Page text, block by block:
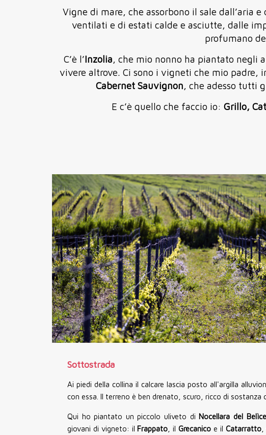
Vigne di mare, che assorbono il sale dall’aria
ventilati e di estati calde e asciutte, dalle
profumano
C’è l’Inzolia, che mio nonno ha piantato negli
vivere altrove. Ci sono i vigneti che mio padre,
Cabernet Sauvignon, che adesso tutti
E c’è quello che faccio io: Grillo,
Sottostrada
Ai piedi della collina il calcare lascia posto all'argilla
con essa. Il terreno è ben drenato, scuro, ricco di sostanza
Qui ho piantato un piccolo uliveto di Nocellara del Belìce
giovani di vigneto: il Frappato , ilGrecanico e il Catarratto,